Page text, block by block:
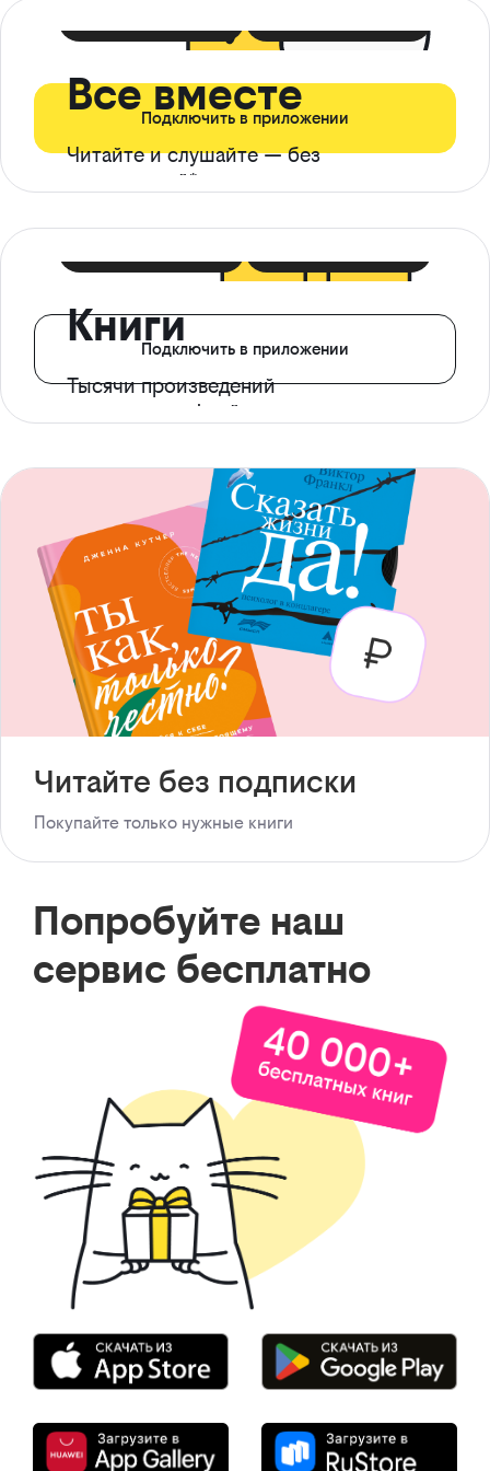
Все вместе
Читайте и слушайте — без
ограничений*
Подключить в приложении
Книги
Тысячи произведений
с доступом офлайн
Подключить в приложении
Читайте без подписки
Покупайте только нужные книги
Попробуйте наш
сервис бесплатно